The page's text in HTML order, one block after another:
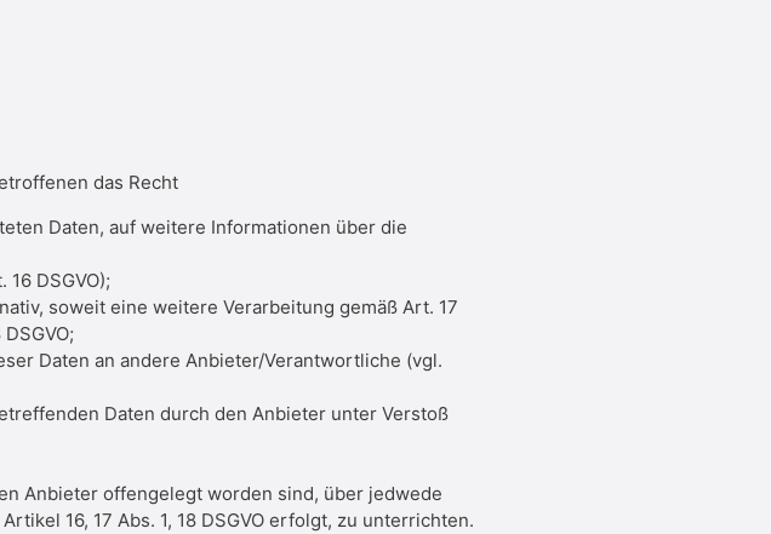
das Recht
Daten, auf weitere Informationen über die
DSGVO);
soweit eine weitere Verarbeitung gemäß Art. 17
Daten an andere Anbieter/Verantwortliche (vgl.
Daten durch den Anbieter unter Verstoß
Anbieter offengelegt worden sind, über jedwede
16, 17 Abs. 1, 18 DSGVO erfolgt, zu unterrichten.